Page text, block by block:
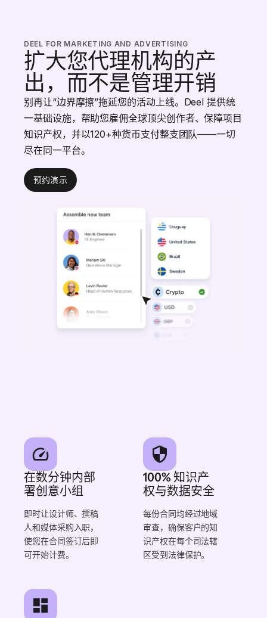
DEEL FOR MARKETING AND ADVERTISING
扩大您代理机构的产
出，而不是管理开销
别再让“边界摩擦”拖延您的活动上线。Deel 提供统
一基础设施，帮助您雇佣全球顶尖创作者、保障项目
知识产权，并以120+种货币支付整支团队——一切
尽在同一平台。
预约演示
在数分钟内部
署创意小组
即时让设计师、撰稿
人和媒体采购入职，
使您在合同签订后即
可开始计费。
100% 知识产
权与数据安全
每份合同均经过地域
审查，确保客户的知
识产权在每个司法辖
区受到法律保护。